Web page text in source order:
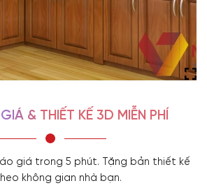
& THIẾT KẾ 3D MIỄN PHÍ
giá trong 5 phút. Tặng bản thiết kế
không gian nhà bạn.